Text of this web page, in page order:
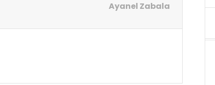
Ayanel Zabala